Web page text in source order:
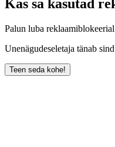
Kas sa kasutad
Palun luba
Unenägudeseletaja tänab
Teen seda kohe!